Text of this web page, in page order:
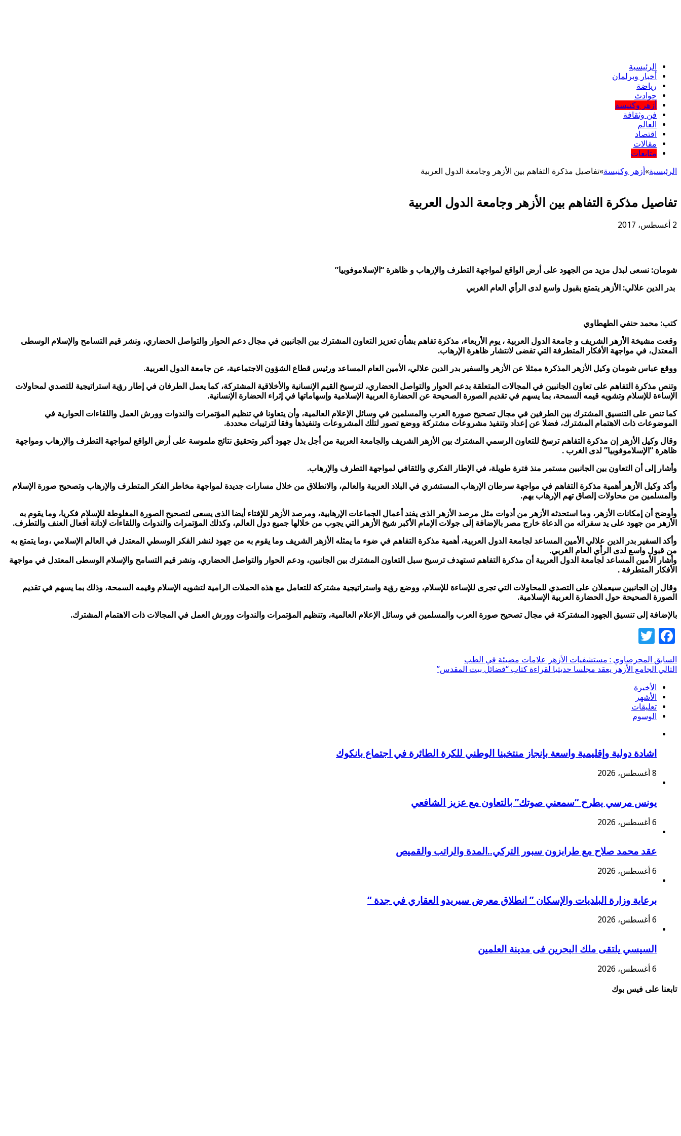
الرئيسية
أخبار وبرلمان
رياضة
حوادث
أزهر وكنيسة
فن وثقافة
العالم
اقتصاد
مقالات
متابعات
الرئيسية»أزهر وكنيسة»تفاصيل مذكرة التفاهم بين الأزهر وجامعة الدول العربية
تفاصيل مذكرة التفاهم بين الأزهر وجامعة الدول العربية
2 أغسطس، 2017
شومان: نسعى لبذل مزيد من الجهود على أرض الواقع لمواجهة التطرف والإرهاب و ظاهرة “الإسلاموفوبيا”
بدر الدين علالي: الأزهر يتمتع بقبول واسع لدى الرأي العام الغربي
كتب: محمد حنفي الطهطاوي
وقعت مشيخة الأزهر الشريف و جامعة الدول العربية ، يوم الأربعاء، مذكرة تفاهم بشأن تعزيز التعاون المشترك بين الجانبين في مجال دعم الحوار والتواصل الحضاري، ونشر قيم التسامح والإسلام الوسطى
المعتدل، في مواجهة الأفكار المتطرفة التي تفضى لانتشار ظاهرة الإرهاب.
ووقع عباس شومان وكيل الأزهر المذكرة ممثلا عن الأزهر والسفير بدر الدين علالي، الأمين العام المساعد ورئيس قطاع الشؤون الاجتماعية، عن جامعة الدول العربية.
وتنص مذكرة التفاهم على تعاون الجانبين في المجالات المتعلقة بدعم الحوار والتواصل الحضاري، لترسيخ القيم الإنسانية والأخلاقية المشتركة، كما يعمل الطرفان في إطار رؤية استراتيجية للتصدي لمحاولات
الإساءة للإسلام وتشويه قيمه السمحة، بما يسهم في تقديم الصورة الصحيحة عن الحضارة العربية الإسلامية وإسهاماتها في إثراء الحضارة الإنسانية.
كما تنص على التنسيق المشترك بين الطرفين في مجال تصحيح صورة العرب والمسلمين في وسائل الإعلام العالمية، وأن يتعاونا في تنظيم المؤتمرات والندوات وورش العمل واللقاءات الحوارية في
الموضوعات ذات الاهتمام المشترك، فضلا عن إعداد وتنفيذ مشروعات مشتركة ووضع تصور لتلك المشروعات وتنفيذها وفقا لترتيبات محددة.
وقال وكيل الأزهر إن مذكرة التفاهم ترسخ للتعاون الرسمي المشترك بين الأزهر الشريف والجامعة العربية من أجل بذل جهود أكبر وتحقيق نتائج ملموسة على أرض الواقع لمواجهة التطرف والإرهاب ومواجهة
ظاهرة “الإسلاموفوبيا” لدى الغرب .
وأشار إلى أن التعاون بين الجانبين مستمر منذ فترة طويلة، في الإطار الفكري والثقافي لمواجهة التطرف والإرهاب.
وأكد وكيل الأزهر أهمية مذكرة التفاهم في مواجهة سرطان الإرهاب المستشري في البلاد العربية والعالم، والانطلاق من خلال مسارات جديدة لمواجهة مخاطر الفكر المتطرف والإرهاب وتصحيح صورة الإسلام
والمسلمين من محاولات إلصاق تهم الإرهاب بهم.
وأوضح أن إمكانات الأزهر، وما استحدثه الأزهر من أدوات مثل مرصد الأزهر الذى يفند أعمال الجماعات الإرهابية، ومرصد الأزهر للإفتاء أيضا الذى يسعى لتصحيح الصورة المغلوطة للإسلام فكريا، وما يقوم به
الأزهر من جهود على يد سفرائه من الدعاة خارج مصر بالإضافة إلى جولات الإمام الأكبر شيخ الأزهر التي يجوب من خلالها جميع دول العالم، وكذلك المؤتمرات والندوات واللقاءات لإدانة أفعال العنف والتطرف.
وأكد السفير بدر الدين علالي الأمين المساعد لجامعة الدول العربية، أهمية مذكرة التفاهم في ضوء ما يمثله الأزهر الشريف وما يقوم به من جهود لنشر الفكر الوسطي المعتدل في العالم الإسلامي ،وما يتمتع به
من قبول واسع لدى الرأي العام الغربي.
وأشار الأمين المساعد لجامعة الدول العربية أن مذكرة التفاهم تستهدف ترسيخ سبل التعاون المشترك بين الجانبين، ودعم الحوار والتواصل الحضاري، ونشر قيم التسامح والإسلام الوسطى المعتدل في مواجهة
الأفكار المتطرفة .
وقال إن الجانبين سيعملان على التصدي للمحاولات التي تجرى للإساءة للإسلام، ووضع رؤية واستراتيجية مشتركة للتعامل مع هذه الحملات الرامية لتشويه الإسلام وقيمه السمحة، وذلك بما يسهم في تقديم
الصورة الصحيحة حول الحضارة العربية الإسلامية.
بالإضافة إلى تنسيق الجهود المشتركة في مجال تصحيح صورة العرب والمسلمين في وسائل الإعلام العالمية، وتنظيم المؤتمرات والندوات وورش العمل في المجالات ذات الاهتمام المشترك.
Facebook
السابق المحرصاوي : مستشفيات الأزهر علامات مضيئة في الطب
التالي الجامع الأزهر يعقد مجلسا حديثيا لقراءة كتاب “فضائل بيت المقدس”
الأخيرة
الأشهر
تعليقات
الوسوم
اشادة دولية وإقليمية واسعة بإنجاز منتخبنا الوطني للكرة الطائرة في اجتماع بانكوك
8 أغسطس، 2026
يونس مرسي يطرح “سمعني صوتك” بالتعاون مع عزيز الشافعي
6 أغسطس، 2026
عقد محمد صلاح مع طرابزون سبور التركي..المدة والراتب والقميص
6 أغسطس، 2026
برعاية وزارة البلديات والإسكان ” انطلاق معرض سيريدو العقاري في جدة “
6 أغسطس، 2026
السيسي يلتقى ملك البحرين فى مدينة العلمين
6 أغسطس، 2026
تابعنا على فيس بوك